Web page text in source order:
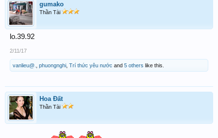
gumako
Thần Tài
lo.39.92
2/11/17
vanlieu@. phuongnghi Trí thức yêu nước and 5 others like this.
Hoa Đất
Thần Tài